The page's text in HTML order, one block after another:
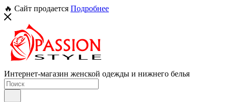
🔥 Сайт продается Подробнее
Интернет-магазин женской одежды и нижнего белья